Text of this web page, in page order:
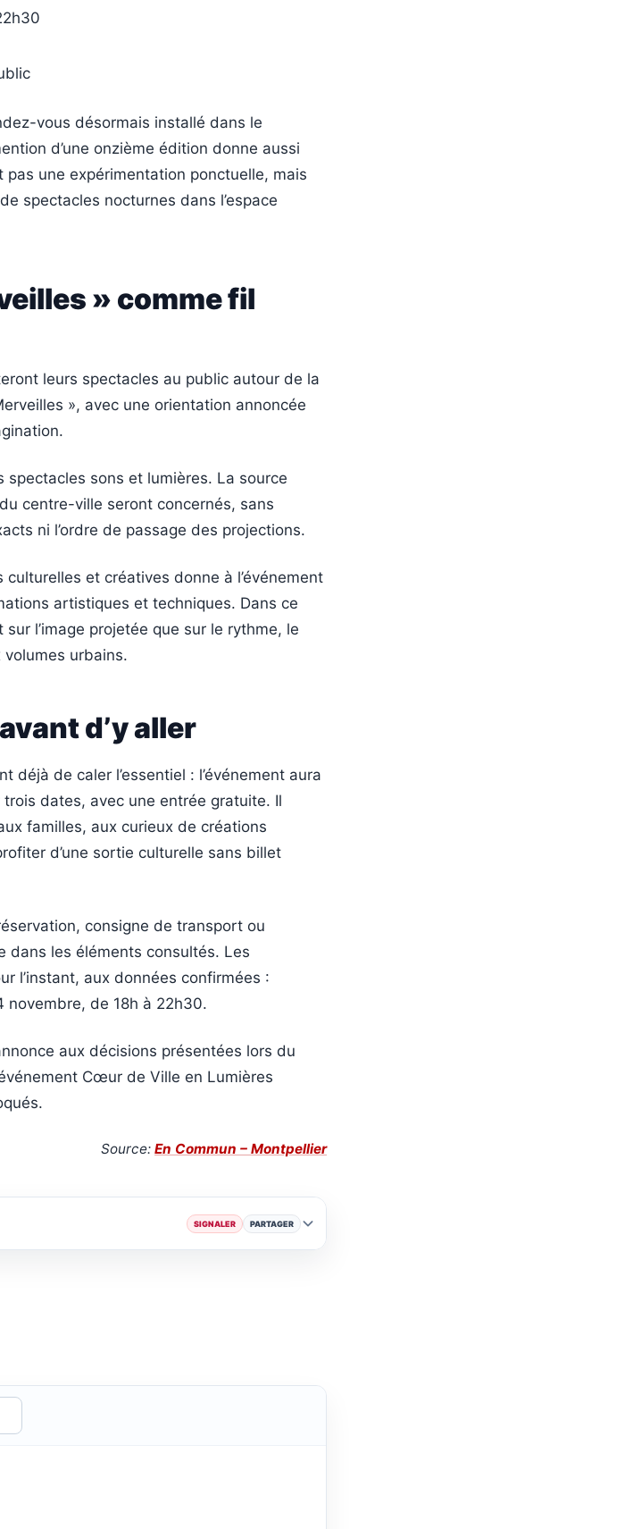
vous désormais installé dans le
d’une onzième édition donne aussi
pas une expérimentation ponctuelle, mais
spectacles nocturnes dans l’espace
» comme fil
leurs spectacles au public autour de la
», avec une orientation annoncée
sons et lumières. La source
centre-ville seront concernés, sans
ni l’ordre de passage des projections.
et créatives donne à l’événement
artistiques et techniques. Dans ce
l’image projetée que sur le rythme, le
volumes urbains.
d’y aller
de caler l’essentiel : l’événement aura
dates, avec une entrée gratuite. Il
familles, aux curieux de créations
d’une sortie culturelle sans billet
consigne de transport ou
dans les éléments consultés. Les
l’instant, aux données confirmées :
novembre, de 18h à 22h30.
aux décisions présentées lors du
Cœur de Ville en Lumières
Source: En Commun – Montpellier
SIGNALER PARTAGER